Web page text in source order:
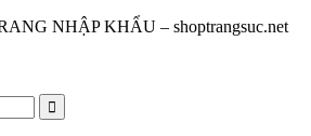
NHẬP KHẨU – shoptrangsuc.net